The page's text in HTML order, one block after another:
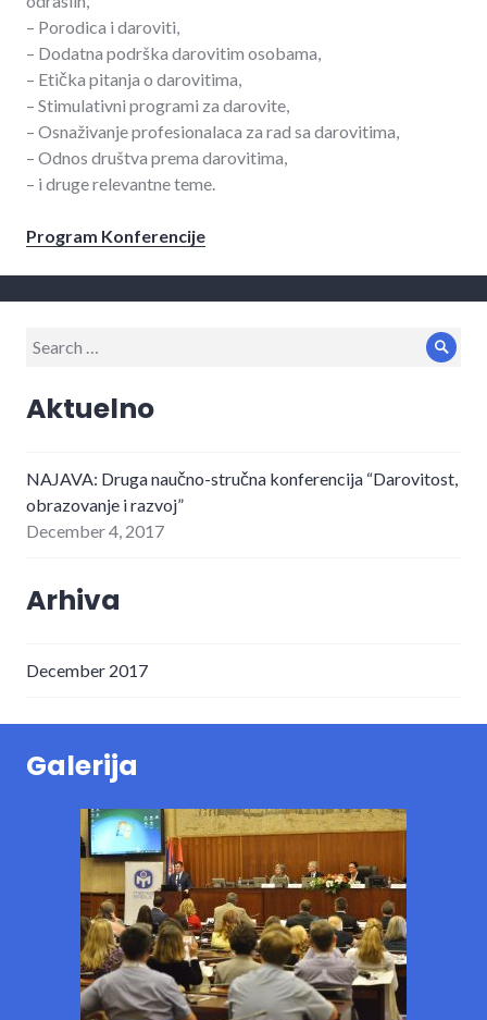
– Porodica i daroviti,
– Dodatna podrška darovitim osobama,
– Etička pitanja o darovitima,
– Stimulativni programi za darovite,
– Osnaživanje profesionalaca za rad sa darovitima,
– Odnos društva prema darovitima,
– i druge relevantne teme.
Program Konferencije
Search
Aktuelno
NAJAVA: Druga naučno-stručna konferencija “Darovitost,
obrazovanje i razvoj”
December 4, 2017
Arhiva
December 2017
Galerija